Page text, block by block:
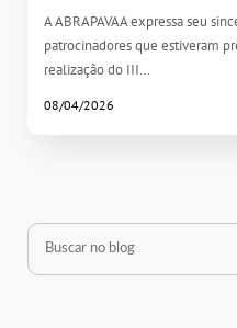
A ABRAPAVAA expressa seu
patrocinadores que estiveram
realização do III…
08/04/2026